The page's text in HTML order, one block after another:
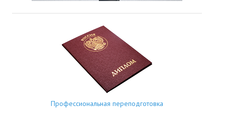
Профессиональная переподготовка